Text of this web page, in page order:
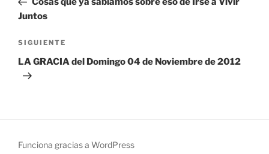
entradas
Juntos
Siguiente
entrada
SIGUIENTE
LA GRACIA del Domingo 04 de Noviembre de 2012
Funciona gracias a WordPress